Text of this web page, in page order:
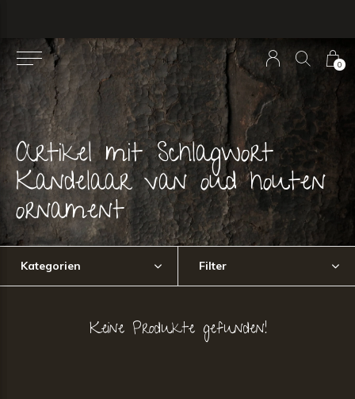
0
Artikel mit Schlagwort
Kandelaar van oud houten
ornament
Kategorien Filter
Keine Produkte gefunden!